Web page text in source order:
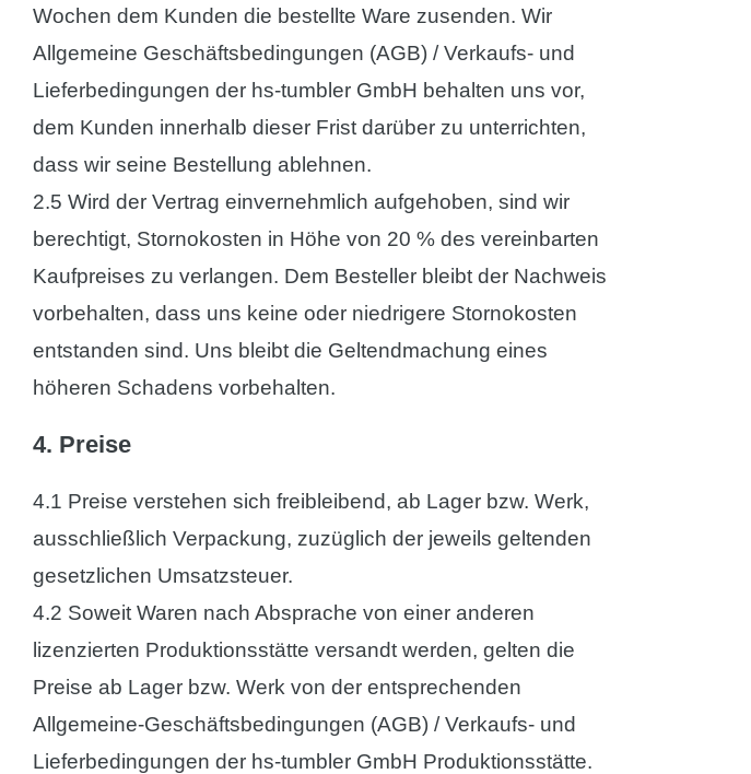
Wochen dem Kunden die bestellte Ware zusenden. Wir
Allgemeine Geschäftsbedingungen (AGB) / Verkaufs- und
Lieferbedingungen der hs-tumbler GmbH behalten uns vor,
dem Kunden innerhalb dieser Frist darüber zu unterrichten,
dass wir seine Bestellung ablehnen.
2.5 Wird der Vertrag einvernehmlich aufgehoben, sind wir
berechtigt, Stornokosten in Höhe von 20 % des vereinbarten
Kaufpreises zu verlangen. Dem Besteller bleibt der Nachweis
vorbehalten, dass uns keine oder niedrigere Stornokosten
entstanden sind. Uns bleibt die Geltendmachung eines
höheren Schadens vorbehalten.
4. Preise
4.1 Preise verstehen sich freibleibend, ab Lager bzw. Werk,
ausschließlich Verpackung, zuzüglich der jeweils geltenden
gesetzlichen Umsatzsteuer.
4.2 Soweit Waren nach Absprache von einer anderen
lizenzierten Produktionsstätte versandt werden, gelten die
Preise ab Lager bzw. Werk von der entsprechenden
Allgemeine-Geschäftsbedingungen (AGB) / Verkaufs- und
Lieferbedingungen der hs-tumbler GmbH Produktionsstätte.